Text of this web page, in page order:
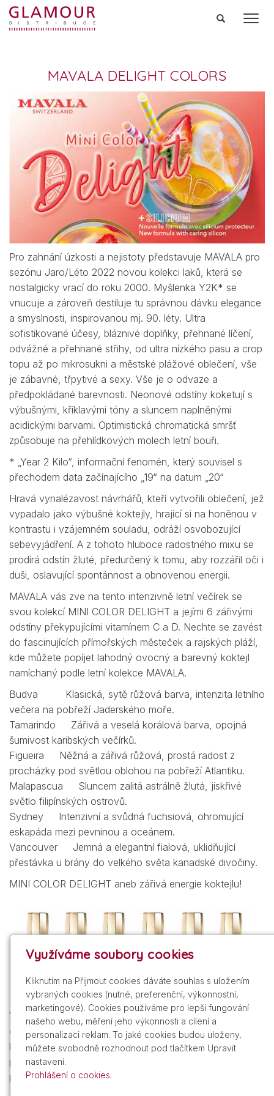
MAVALA DELIGHT COLORS
Pro zahnání úzkosti a nejistoty představuje MAVALA pro
sezónu Jaro/Léto 2022 novou kolekci laků, která se
nostalgicky vrací do roku 2000. Myšlenka Y2K* se
vnucuje a zároveň destiluje tu správnou dávku elegance
a smyslnosti, inspirovanou mj. 90. léty. Ultra
sofistikované účesy, bláznivé doplňky, přehnané líčení,
odvážné a přehnané střihy, od ultra nízkého pasu a crop
topu až po mikrosukni a městské plážové oblečení, vše
je zábavné, třpytivé a sexy. Vše je o odvaze a
předpokládané barevnosti. Neonové odstíny koketují s
výbušnými, křiklavými tóny a sluncem naplněnými
acidickými barvami. Optimistická chromatická smršť
způsobuje na přehlídkových molech letní bouři.
* „Year 2 Kilo“, informační fenomén, který souvisel s
přechodem data začínajícího „19“ na datum „20“
Hravá vynalézavost návrhářů, kteří vytvořili oblečení, jež
vypadalo jako výbušné koktejly, hrající si na honěnou v
kontrastu i vzájemném souladu, odráží osvobozující
sebevyjádření. A z tohoto hluboce radostného mixu se
prodírá odstín žluté, předurčený k tomu, aby rozzářil oči i
duši, oslavující spontánnost a obnovenou energii.
MAVALA vás zve na tento intenzivně letní večírek se
svou kolekcí MINI COLOR DELIGHT a jejími 6 zářivými
odstíny překypujícími vitamínem C a D. Nechte se zavést
do fascinujících přímořských městeček a rajských pláží,
kde můžete popíjet lahodný ovocný a barevný koktejl
namíchaný podle letní kolekce MAVALA.
Budva Klasická, sytě růžová barva, intenzita letního
večera na pobřeží Jaderského moře.
Tamarindo Zářivá a veselá korálová barva, opojná
šumivost karibských večírků.
Figueira Něžná a zářivá růžová, prostá radost z
procházky pod světlou oblohou na pobřeží Atlantiku.
Malapascua Sluncem zalitá astrálně žlutá, jiskřivé
světlo filipínských ostrovů.
Sydney Intenzivní a svůdná fuchsiová, ohromující
eskapáda mezi pevninou a oceánem.
Vancouver Jemná a elegantní fialová, uklidňující
přestávka u brány do velkého světa kanadské divočiny.
MINI COLOR DELIGHT aneb zářivá energie koktejlu!
V nových kolekcích laků na nehty MAVALA se vyskytuje
organický křemík, a to ve formě derivátu organického
křemíku (INCI Dimethyl Oxobenzo Dioxasilane). Zvyšuje
přítomnost křemíku vyskytujícího se v nehtech a tím
přispívá k jejich kvalitě a odolnosti.
Využíváme soubory cookies
Kliknutím na Přijmout cookies dáváte souhlas s uložením
vybraných cookies (nutné, preferenční, výkonnostní,
marketingové). Cookies používáme pro lepší fungování
našeho webu, měření jeho výkonnosti a cílení a
personalizaci reklam. To jaké cookies budou uloženy,
můžete svobodně rozhodnout pod tlačítkem Upravit
nastavení.
Prohlášení o cookies.